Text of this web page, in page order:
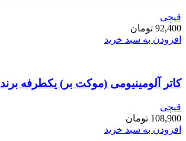
قیچی
92,400 تومان
افزودن به سبد خرید
کاتر آلومینیومی (موکت بر) یکطرفه برند A.T.T
قیچی
108,900 تومان
افزودن به سبد خرید